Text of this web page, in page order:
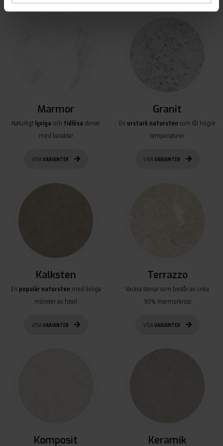
Marmor
Naturligtlyxiga och tidlösastenar
med karaktär
VISAVARIANTER
Granit
En urstark naturstensom tål högre
temperaturer
VISAVARIANTER
Kalksten
En populär natursten med livliga
mönster av fossil
VISAVARIANTER
Terrazzo
Vackra stenar som består av cirka
90% marmorkross
VISAVARIANTER
Komposit Keramik